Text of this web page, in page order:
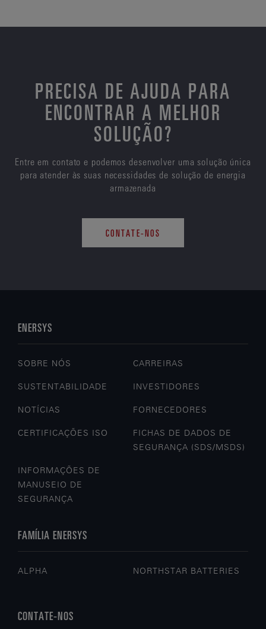
PRECISA DE AJUDA PARA
ENCONTRAR A MELHOR
SOLUÇÃO?
Entre em contato e podemos desenvolver uma solução única
para atender às suas necessidades de solução de energia
armazenada
CONTATE-NOS
ENERSYS
SOBRE NÓS CARREIRAS
SUSTENTABILIDADE INVESTIDORES
NOTÍCIAS FORNECEDORES
CERTIFICAÇÕES ISO
FICHAS DE DADOS DE
SEGURANÇA (SDS/MSDS)
INFORMAÇÕES DE
MANUSEIO DE
SEGURANÇA
FAMÍLIA ENERSYS
ALPHA NORTHSTAR BATTERIES
CONTATE-NOS